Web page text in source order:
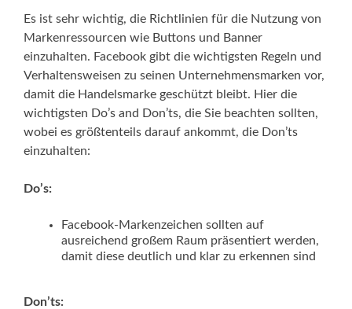
Es ist sehr wichtig, die Richtlinien für die Nutzung von
Markenressourcen wie Buttons und Banner
einzuhalten. Facebook gibt die wichtigsten Regeln und
Verhaltensweisen zu seinen Unternehmensmarken vor,
damit die Handelsmarke geschützt bleibt. Hier die
wichtigsten Do’s and Don’ts, die Sie beachten sollten,
wobei es größtenteils darauf ankommt, die Don’ts
einzuhalten:
Do’s:
Facebook-Markenzeichen sollten auf
ausreichend großem Raum präsentiert werden,
damit diese deutlich und klar zu erkennen sind
Don’ts: